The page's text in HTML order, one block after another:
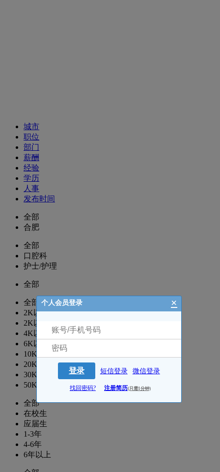
城市
职位
部门
薪酬
经验
学历
人事
发布时间
全部
合肥
全部
口腔科
护士/护理
全部
全部
2K以下
2K以上
4K以上
6K以上
10K以上
20K以上
30K以上
50K以上
全部
在校生
应届生
1-3年
4-6年
6年以上
个人会员登录 ×
登录 短信登录 微信登录
找回密码? 注册简历(只需1分钟)